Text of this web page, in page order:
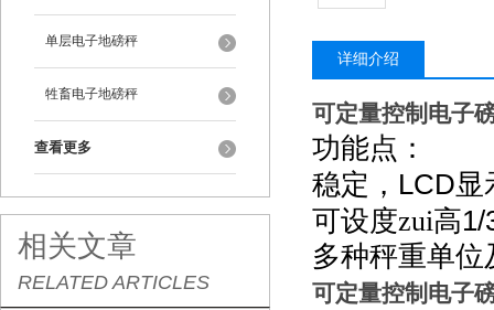
单层电子地磅秤
牲畜电子地磅秤
查看更多
相关文章
RELATED ARTICLES
详细介绍
可定量控制电子
功能点：
稳定， LCD显
可设度zui高1/
多种秤重单
可定量控制电子